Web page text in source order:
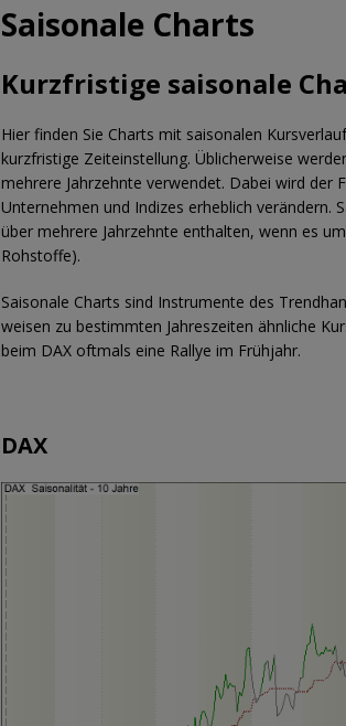
Saisonale Charts
Kurzfristige saisonale
Hier finden Sie Charts mit saisonalen
kurzfristige Zeiteinstellung. Üblicherweise
mehrere Jahrzehnte verwendet. Dabei wird der
Unternehmen und Indizes erheblich verändern.
über mehrere Jahrzehnte enthalten, wenn es
Rohstoffe).
Saisonale Charts sind Instrumente des
weisen zu bestimmten Jahreszeiten ähnliche
beim DAX oftmals eine Rallye im Frühjahr.
DAX